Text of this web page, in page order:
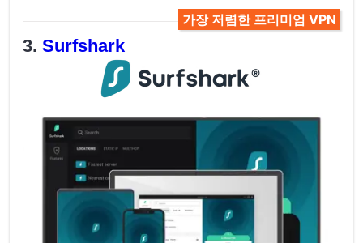
가장 저렴한 프리미엄 VPN
Surfshark